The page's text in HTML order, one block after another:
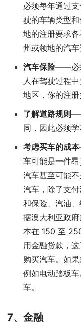
必须每年通过
驶的车辆类型
地的注册要求
州或领地的汽车
汽车保险——必
人在驾驶过程
地区，你的注册
了解道路规则
同，因此必须
考虑买车的成本
车可能是一件昂
汽车甚至可能
汽车，除了支
和保险、汽油
据澳大利亚政
本在 150 至
用金融贷款，
购买汽车。如
例如电动踏板
车。
7、 金融